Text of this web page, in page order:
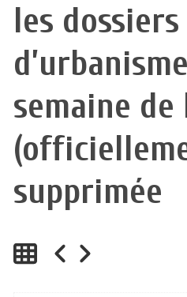
les dossiers
semaine
supprimée